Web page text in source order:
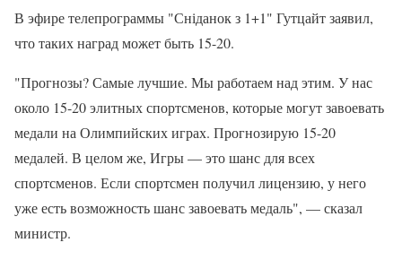
В эфире телепрограммы "Сніданок з 1+1" Гутцайт заявил,
что таких наград может быть 15-20.
"Прогнозы? Самые лучшие. Мы работаем над этим. У нас
около 15-20 элитных спортсменов, которые могут завоевать
медали на Олимпийских играх. Прогнозирую 15-20
медалей. В целом же, Игры — это шанс для всех
спортсменов. Если спортсмен получил лицензию, у него
уже есть возможность шанс завоевать медаль", — сказал
министр.